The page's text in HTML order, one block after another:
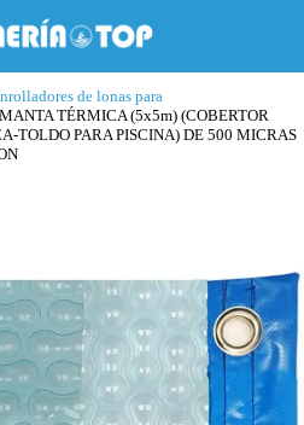
de lonas para
TÉRMICA (5x5m) (COBERTOR
TOLDO PARA PISCINA) DE 500 MICRAS